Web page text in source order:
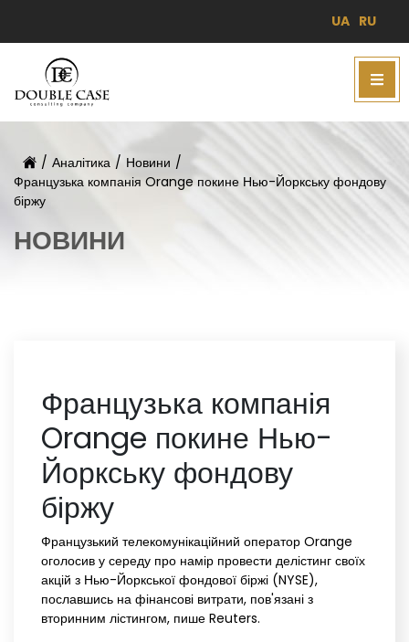
UA RU
/ Аналітика / Новини /
Французька компанія Orange покине Нью-Йоркську фондову
біржу
НОВИНИ
Французька компанія
Orange покине Нью-
Йоркську фондову
біржу
Французький телекомунікаційний оператор Orange
оголосив у середу про намір провести делістинг своїх
акцій з Нью-Йоркської фондової біржі (NYSE),
пославшись на фінансові витрати, пов'язані з
вторинним лістингом, пише Reuters.